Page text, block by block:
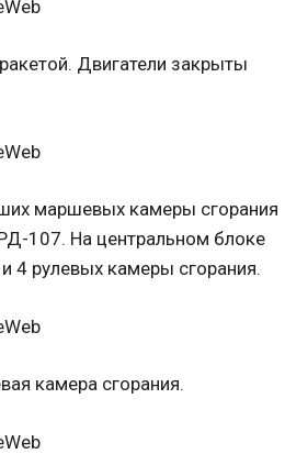
Двигатели закрыты
маршевых камеры сгорания
107. На центральном блоке
4 рулевых камеры сгорания.
камера сгорания.